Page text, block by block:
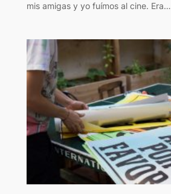
mis amigas y yo fuímos al cine. Era…